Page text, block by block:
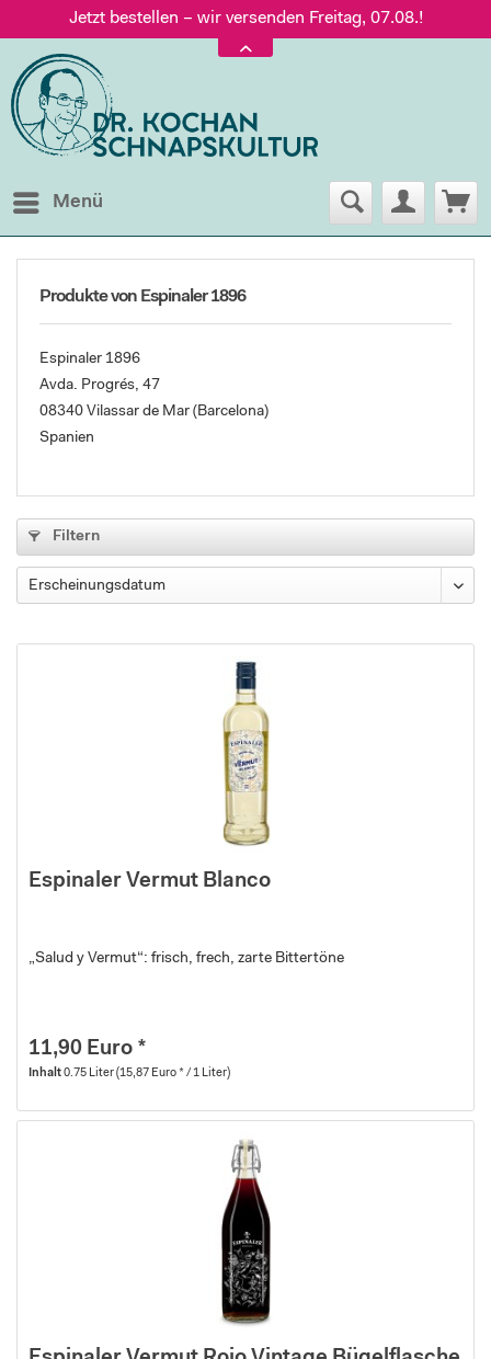
Jetzt bestellen – wir versenden Freitag, 07.08.!
Versand nur 5,60 €, gratis ab 95 € Warenwert
Jetzt bestellen – wir versenden Freitag, 07.08.!
Menü
Produkte von Espinaler 1896
Espinaler 1896
Avda. Progrés, 47
08340 Vilassar de Mar (Barcelona)
Spanien
Filtern
Espinaler Vermut Blanco
„Salud y Vermut“: frisch, frech, zarte Bittertöne
11,90 Euro *
Inhalt0.75 Liter(15,87 Euro * / 1 Liter)